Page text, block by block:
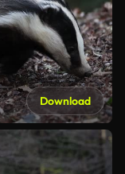
Download